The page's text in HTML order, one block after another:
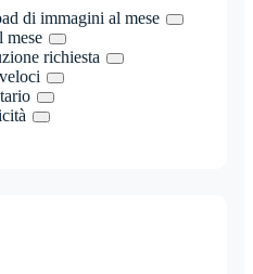
di immagini al mese
mese
richiesta